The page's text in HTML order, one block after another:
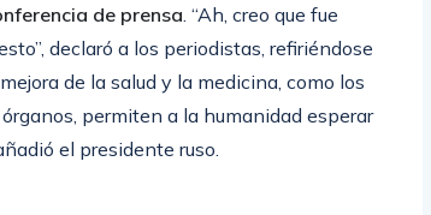
de prensa. “Ah, creo que fue
declaró a los periodistas, refiriéndose
de la salud y la medicina, como los
permiten a la humanidad esperar
el presidente ruso.